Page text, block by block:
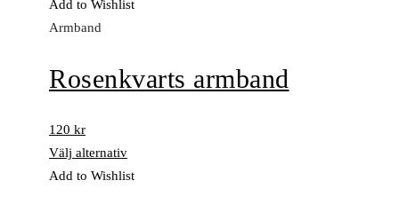
Add to Wishlist
Armband
Rosenkvarts armband
120 kr
Välj alternativ
Add to Wishlist